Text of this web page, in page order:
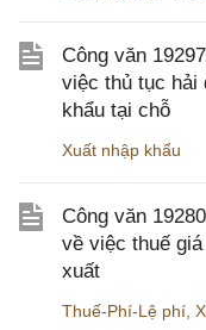
Công văn
việc thủ tục hải
khẩu tại chỗ
Xuất nhập khẩu
Công văn
về việc thuế
xuất
Thuế-Phí-Lệ phí